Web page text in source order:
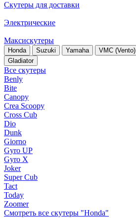
Скутеры для доставки
Электрические
Максискутеры
Honda Suzuki Yamaha VMC (Vento)
Gladiator
Все скутеры
Benly
Bite
Canopy
Crea Scoopy
Cross Cub
Dio
Dunk
Giorno
Gyro UP
Gyro X
Joker
Super Cub
Tact
Today
Zoomer
Смотреть все скутеры "Honda"